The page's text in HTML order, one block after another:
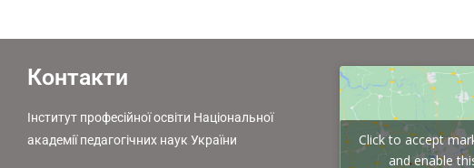
Контакти
Інститут професійної освіти Національної
академії педагогічних наук України
Click to accept
and enable